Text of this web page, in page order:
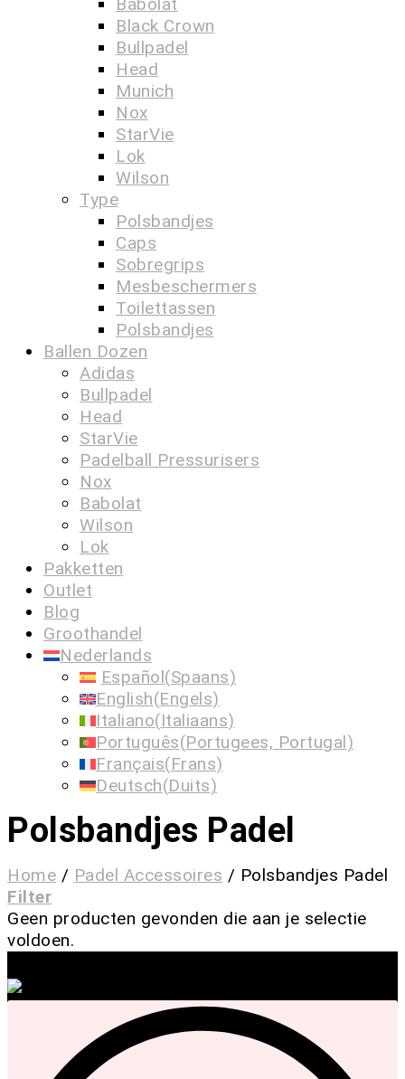
Black Crown
Bullpadel
Head
Munich
Nox
StarVie
Lok
Wilson
Type
Polsbandjes
Caps
Sobregrips
Mesbeschermers
Toilettassen
Polsbandjes
Ballen Dozen
Adidas
Bullpadel
Head
StarVie
Padelball Pressurisers
Nox
Babolat
Wilson
Lok
Pakketten
Outlet
Blog
Groothandel
Nederlands
Español(Spaans)
English(Engels)
Italiano(Italiaans)
Português(Portugees, Portugal)
Français(Frans)
Deutsch(Duits)
Polsbandjes Padel
Home / Padel Accessoires / Polsbandjes Padel
Filter
Geen producten gevonden die aan je selectie
voldoen.